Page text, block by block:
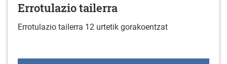
Errotulazio tailerra
Errotulazio tailerra 12 urtetik gorakoentzat